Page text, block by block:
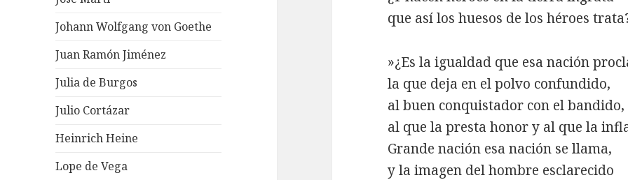
Johann Wolfgang von Goethe
Juan Ramón Jiménez
Julia de Burgos
Julio Cortázar
Heinrich Heine
Lope de Vega
que así los huesos de los héroes
»¿Es la igualdad que esa nación
la que deja en el polvo confundido,
al buen conquistador con el bandido,
al que la presta honor y al que la
Grande nación esa nación se llama,
y la imagen del hombre esclarecido